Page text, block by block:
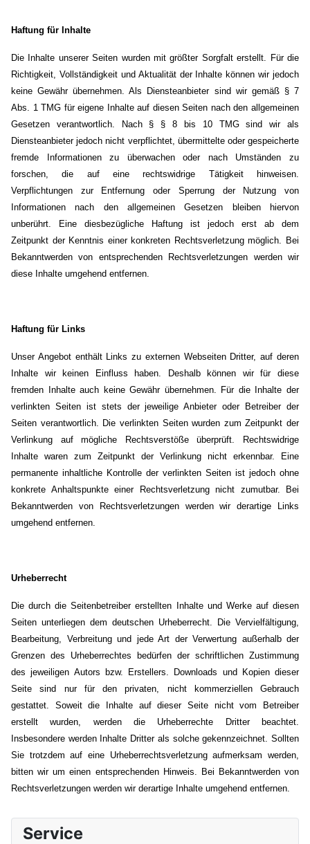
Haftung für Inhalte
Die Inhalte unserer Seiten wurden mit größter Sorgfalt erstellt. Für die
Richtigkeit, Vollständigkeit und Aktualität der Inhalte können wir jedoch
keine Gewähr übernehmen. Als Diensteanbieter sind wir gemäß § 7
Abs. 1 TMG für eigene Inhalte auf diesen Seiten nach den allgemeinen
Gesetzen verantwortlich. Nach § § 8 bis 10 TMG sind wir als
Diensteanbieter jedoch nicht verpflichtet, übermittelte oder gespeicherte
fremde Informationen zu überwachen oder nach Umständen zu
forschen, die auf eine rechtswidrige Tätigkeit hinweisen.
Verpflichtungen zur Entfernung oder Sperrung der Nutzung von
Informationen nach den allgemeinen Gesetzen bleiben hiervon
unberührt. Eine diesbezügliche Haftung ist jedoch erst ab dem
Zeitpunkt der Kenntnis einer konkreten Rechtsverletzung möglich. Bei
Bekanntwerden von entsprechenden Rechtsverletzungen werden wir
diese Inhalte umgehend entfernen.
Haftung für Links
Unser Angebot enthält Links zu externen Webseiten Dritter, auf deren
Inhalte wir keinen Einfluss haben. Deshalb können wir für diese
fremden Inhalte auch keine Gewähr übernehmen. Für die Inhalte der
verlinkten Seiten ist stets der jeweilige Anbieter oder Betreiber der
Seiten verantwortlich. Die verlinkten Seiten wurden zum Zeitpunkt der
Verlinkung auf mögliche Rechtsverstöße überprüft. Rechtswidrige
Inhalte waren zum Zeitpunkt der Verlinkung nicht erkennbar. Eine
permanente inhaltliche Kontrolle der verlinkten Seiten ist jedoch ohne
konkrete Anhaltspunkte einer Rechtsverletzung nicht zumutbar. Bei
Bekanntwerden von Rechtsverletzungen werden wir derartige Links
umgehend entfernen.
Urheberrecht
Die durch die Seitenbetreiber erstellten Inhalte und Werke auf diesen
Seiten unterliegen dem deutschen Urheberrecht. Die Vervielfältigung,
Bearbeitung, Verbreitung und jede Art der Verwertung außerhalb der
Grenzen des Urheberrechtes bedürfen der schriftlichen Zustimmung
des jeweiligen Autors bzw. Erstellers. Downloads und Kopien dieser
Seite sind nur für den privaten, nicht kommerziellen Gebrauch
gestattet. Soweit die Inhalte auf dieser Seite nicht vom Betreiber
erstellt wurden, werden die Urheberrechte Dritter beachtet.
Insbesondere werden Inhalte Dritter als solche gekennzeichnet. Sollten
Sie trotzdem auf eine Urheberrechtsverletzung aufmerksam werden,
bitten wir um einen entsprechenden Hinweis. Bei Bekanntwerden von
Rechtsverletzungen werden wir derartige Inhalte umgehend entfernen.
Service